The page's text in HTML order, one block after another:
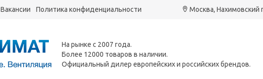
Вакансии Политика конфиденциальности Москва, Нахимовский
На рынке с 2007 года.
Более 12000 товаров в наличии.
Официальный дилер европейских и российских брендов.